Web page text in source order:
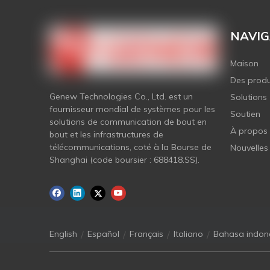
Genew Technologies Co., Ltd. est un
fournisseur mondial de systèmes pour les
solutions de communication de bout en
bout et les infrastructures de
télécommunications, coté à la Bourse de
Shanghai (code boursier : 688418.SS).
Maison
Des
Solutions
Soutien
À propos
Nouvelles
English / Español / Français / Italiano / Bahasa